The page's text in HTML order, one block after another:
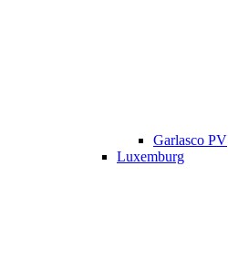
Garlasco PV
Luxemburg